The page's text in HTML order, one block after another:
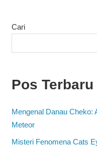
Cari
Pos Terbaru
Mengenal Danau Cheko:
Meteor
Misteri Fenomena Cats